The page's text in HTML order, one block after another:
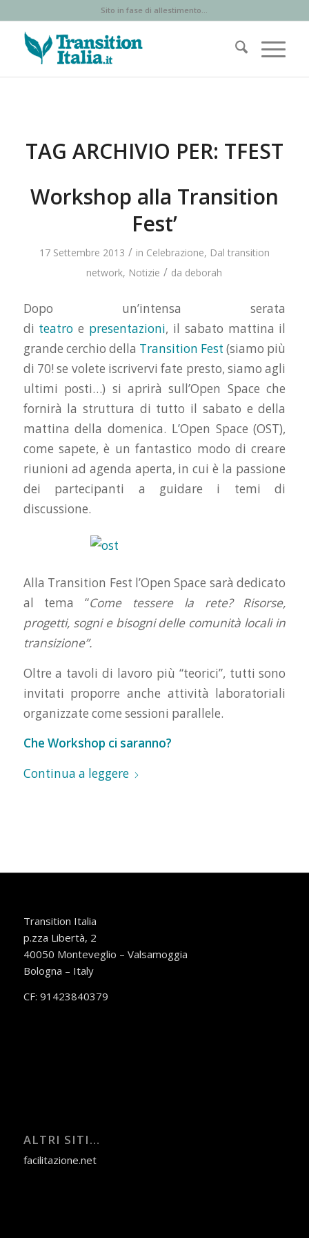
Sito in fase di allestimento...
TAG ARCHIVIO PER: TFEST
Workshop alla Transition
Fest’
17 Settembre 2013 / in Celebrazione, Dal transition
network, Notizie / da deborah
Dopo un’intensa serata
di teatroe presentazioni, il sabato mattina il
grande cerchio della Transition Fest (siamo più
di 70! se volete iscrivervi fate presto, siamo agli
ultimi posti…) si aprirà sull’Open Space che
fornirà la struttura di tutto il sabato e della
mattina della domenica. L’Open Space (OST),
come sapete, è un fantastico modo di creare
riunioni ad agenda aperta, in cui è la passione
dei partecipanti a guidare i temi di
discussione.
Alla Transition Fest l’Open Space sarà dedicato
al tema “Come tessere la rete? Risorse,
progetti, sogni e bisogni delle comunità locali in
transizione”.
Oltre a tavoli di lavoro più “teorici”, tutti sono
invitati proporre anche attività laboratoriali
organizzate come sessioni parallele.
Che Workshop ci saranno?
Continua a leggere
Transition Italia
p.zza Libertà, 2
40050 Monteveglio – Valsamoggia
Bologna – Italy
CF: 91423840379
ALTRI SITI…
facilitazione.net